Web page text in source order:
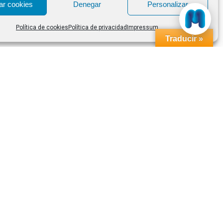
cookies Denegar Personalizar
Política de cookies Política de privacidad Impressum
Traducir »